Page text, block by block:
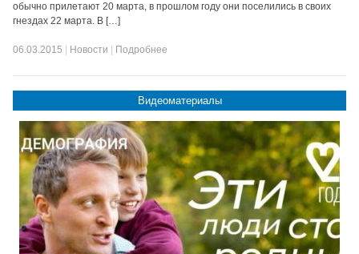
обычно прилетают 20 марта, в прошлом году они поселились в своих
гнездах 22 марта. В […]
06.03.2015 Новости Подробнее
Видеоматериалы